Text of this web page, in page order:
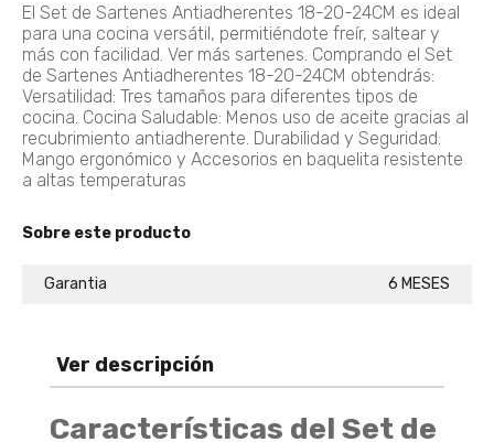
$ 420.900 $ 357.765
15% De Descuento
Agregar
Batería Ultra BATERIA 6 ULTRA 14 PZ
$ 425.900 $ 298.130
30% De Descuento
Agregar
Agregar
El Set de Sartenes Antiadherentes 18-20-24CM es ideal
para una cocina versátil, permitiéndote freír, saltear y
más con facilidad. Ver más sartenes. Comprando el Set
de Sartenes Antiadherentes 18-20-24CM obtendrás:
Versatilidad: Tres tamaños para diferentes tipos de
cocina. Cocina Saludable: Menos uso de aceite gracias al
recubrimiento antiadherente. Durabilidad y Seguridad:
Mango ergonómico y Accesorios en baquelita resistente
a altas temperaturas
Sobre este producto
Garantia 6 MESES
Ver descripción
Características del Set de